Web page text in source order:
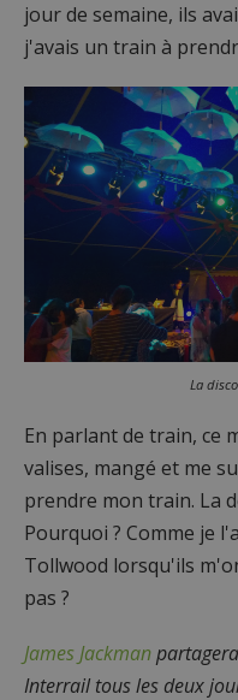
jour de semaine, ils
j'avais un train à
La
En parlant de train, ce
valises, mangé et me
prendre mon train. La
Pourquoi ? Comme je
Tollwood lorsqu'ils
pas ?
James Jackman
Interrail tous les deux